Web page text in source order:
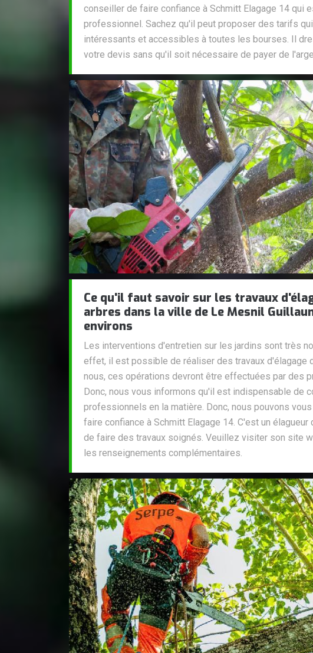
conseiller de faire confiance à Schmitt Elagage 14 qui
professionnel. Sachez qu'il peut proposer des tarifs
intéressants et accessibles à toutes les bourses. Il
votre devis sans qu'il soit nécessaire de payer de
Ce qu'il faut savoir sur les travaux
arbres dans la ville de Le Mesnil
environs
Les interventions d'entretien sur les jardins sont très
effet, il est possible de réaliser des travaux d'élagage
nous, ces opérations devront être effectuées par des
Donc, nous vous informons qu'il est indispensable de
professionnels en la matière. Donc, nous pouvons
faire confiance à Schmitt Elagage 14. C'est un élagueur
de faire des travaux soignés. Veuillez visiter son site
les renseignements complémentaires.